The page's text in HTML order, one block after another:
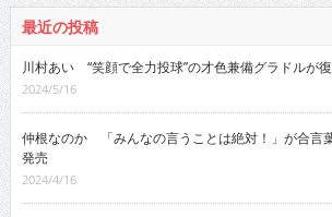
最近の投稿
川村あい “笑顔で全力投球”の才色兼備グラドルが
2024/5/16
仲根なのか 「みんなの言うことは絶対！」が合言
発売
2024/4/16